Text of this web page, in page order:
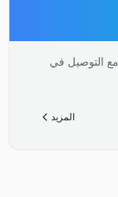
التوصيل في
المزيد